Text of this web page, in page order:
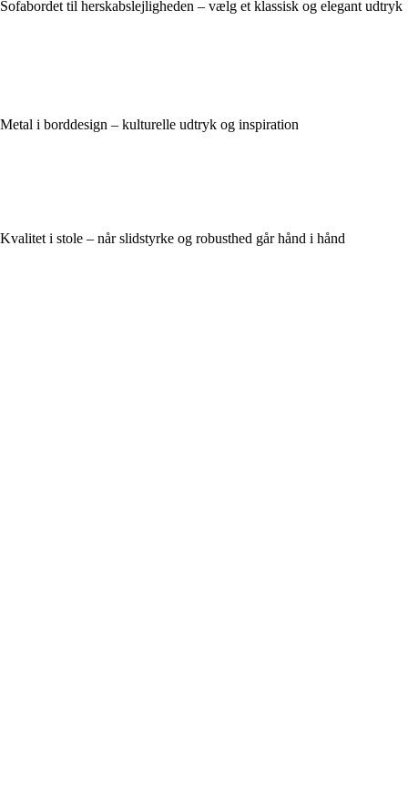
Sofabordet til herskabslejligheden – vælg et klassisk og elegant udtryk
Metal i borddesign – kulturelle udtryk og inspiration
Kvalitet i stole – når slidstyrke og robusthed går hånd i hånd